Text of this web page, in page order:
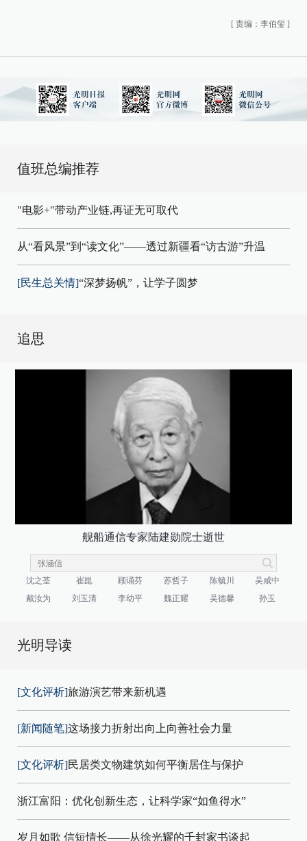
[ 责编：李伯玺 ]
值班总编推荐
"电影+"带动产业链,再证无可取代
从“看风景”到“读文化”——透过新疆看“访古游”升温
[民生总关情]“深梦扬帆”，让学子圆梦
追思
舰船通信专家陆建勋院士逝世
沈之荃 崔崑 顾诵芬 苏哲子 陈毓川
吴咸中
戴汝为
刘玉清 李幼平 魏正耀 吴德馨 孙玉
光明导读
[文化评析]旅游演艺带来新机遇
[新闻随笔]这场接力折射出向上向善社会力量
[文化评析]民居类文物建筑如何平衡居住与保护
浙江富阳：优化创新生态，让科学家“如鱼得水”
岁月如歌 信短情长——从徐光耀的千封家书谈起